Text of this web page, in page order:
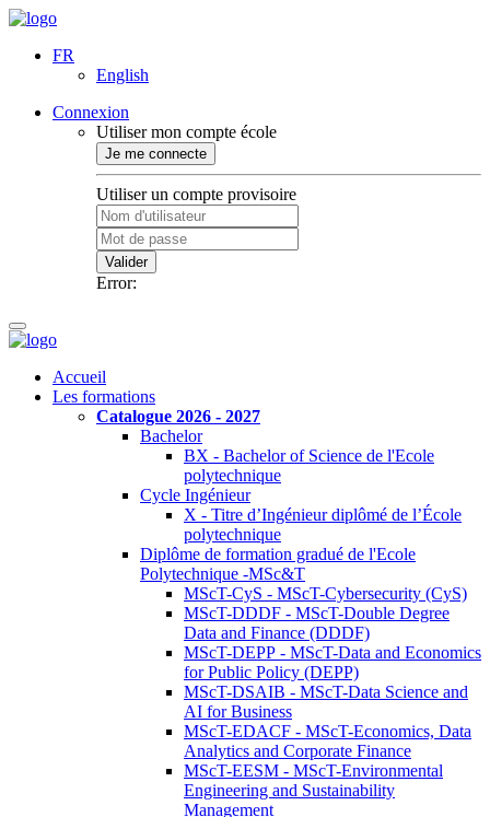
FR
English
Connexion
Utiliser mon compte école
Je me connecte
Utiliser un compte provisoire
Valider
Error:
Accueil
Les formations
Catalogue 2026 - 2027
Bachelor
BX - Bachelor of Science de l'Ecole
polytechnique
Cycle Ingénieur
X - Titre d’Ingénieur diplômé de l’École
polytechnique
Diplôme de formation gradué de l'Ecole
Polytechnique -MSc&T
MScT-CyS - MScT-Cybersecurity (CyS)
MScT-DDDF - MScT-Double Degree
Data and Finance (DDDF)
MScT-DEPP - MScT-Data and Economics
for Public Policy (DEPP)
MScT-DSAIB - MScT-Data Science and
AI for Business
MScT-EDACF - MScT-Economics, Data
Analytics and Corporate Finance
MScT-EESM - MScT-Environmental
Engineering and Sustainability
Management